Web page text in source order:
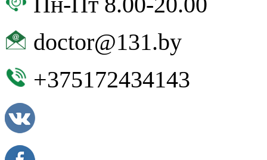
doctor@131.by
+375172434143